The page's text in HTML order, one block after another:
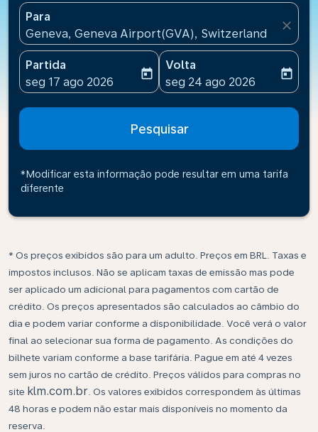
Para
Geneva, Geneva Airport(GVA), Switzerland
close
Partida
fc-booking-departure-date-aria-label
seg 17 ago 2026
today
Volta
fc-booking-return-date-
seg 24 ago 2026
today
Pesquisar
*Modificar esta informação pode resultar em uma tarifa
diferente
* Os preços exibidos são para um adulto. Preços em BRL. Taxas e
impostos inclusos. Não se aplicam taxas de emissão mas pode
ser aplicado um adicional para pagamentos com cartão de
crédito. Os preços apresentados são calculados ao câmbio do
dia e podem variar conforme a disponibilidade. Você verá o valor
final ao selecionar sua forma de pagamento. As condições do
bilhete variam conforme a base tarifária. Pague em até 4 vezes
sem juros no cartão de crédito. Preços válidos para compras no
site klm.com.br . Os valores exibidos correspondem às últimas
48 horas e podem não estar mais disponíveis no momento da
reserva.